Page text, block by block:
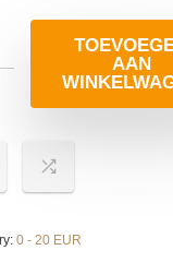
AAN
0 - 20 EUR